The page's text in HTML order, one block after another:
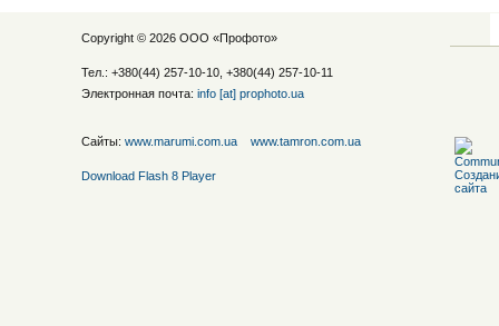
Copyright © 2026 ООО «Профото»
Тел.: +380(44) 257-10-10, +380(44) 257-10-11
Электронная почта: info [at] prophoto.ua
Сайты: www.marumi.com.ua www.tamron.com.ua
Download Flash 8 Player